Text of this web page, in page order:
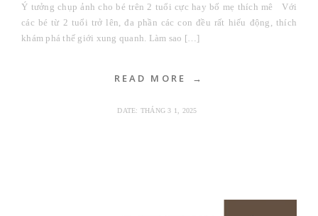
Ý tưởng chụp ảnh cho bé trên 2 tuổi cực hay bố mẹ thích mê Với
các bé từ 2 tuổi trở lên, đa phần các con đều rất hiếu động, thích
khám phá thế giới xung quanh. Làm sao […]
READ MORE
DATE: THÁNG 3 1, 2025